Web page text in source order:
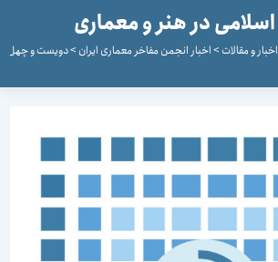
در هنر و معماری
و مقالات>اخبار انجمن مفاخر معماری ایران>دویست و چهل و